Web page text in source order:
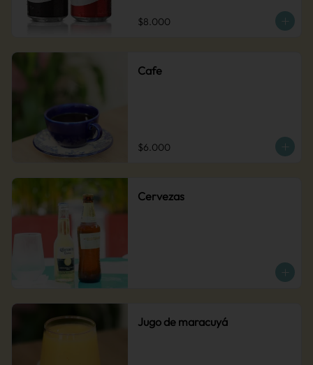
$8.000
Cafe
$6.000
Cervezas
Jugo de maracuyá